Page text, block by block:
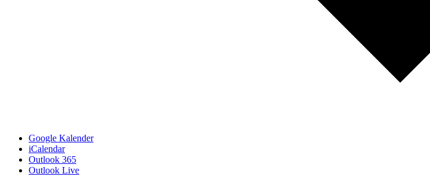
Google Kalender
iCalendar
Outlook 365
Outlook Live